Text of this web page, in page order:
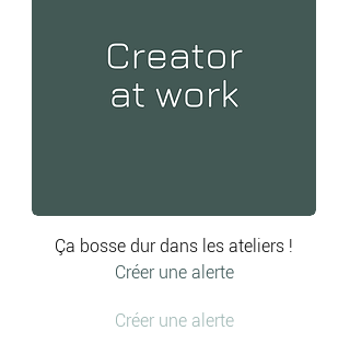
Ça bosse dur dans les ateliers !
Créer une alerte
Créer une alerte